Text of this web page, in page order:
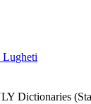
Lugheti
Dictionaries